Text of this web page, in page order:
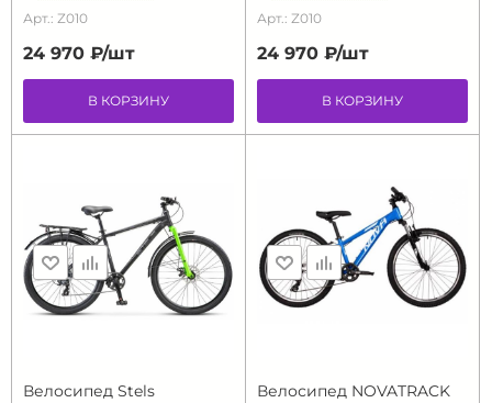
Арт.: Z010
24 970 ₽/шт
В КОРЗИНУ
Арт.: Z010
24 970 ₽/шт
В КОРЗИНУ
Велосипед Stels
Велосипед NOVATRACK